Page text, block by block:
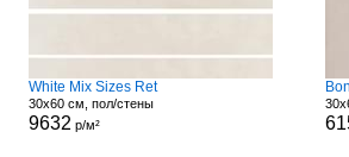
White Mix Sizes Ret
30x60 см, пол/стены
9632 р/м²